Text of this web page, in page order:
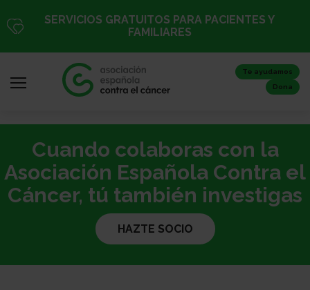
al
SERVICIOS GRATUITOS PARA PACIENTES Y
FAMILIARES
Te ayudamos
Dona
Iniciar
sesión
/
Registro
Inicio
Cuando colaboras con la
Asociación Española Contra el
Cáncer, tú también investigas
HAZTE SOCIO